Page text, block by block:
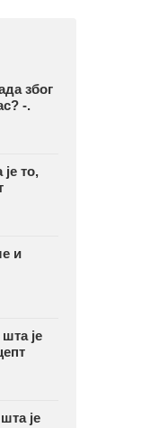
због
-.
то,
и
је
је